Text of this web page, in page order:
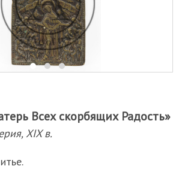
Всех скорбящих Радость»
XIX в.